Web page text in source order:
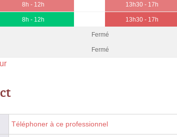
8h - 12h 13h30 - 17h
8h - 12h 13h30 - 17h
Fermé
Fermé
Téléphoner à ce professionnel